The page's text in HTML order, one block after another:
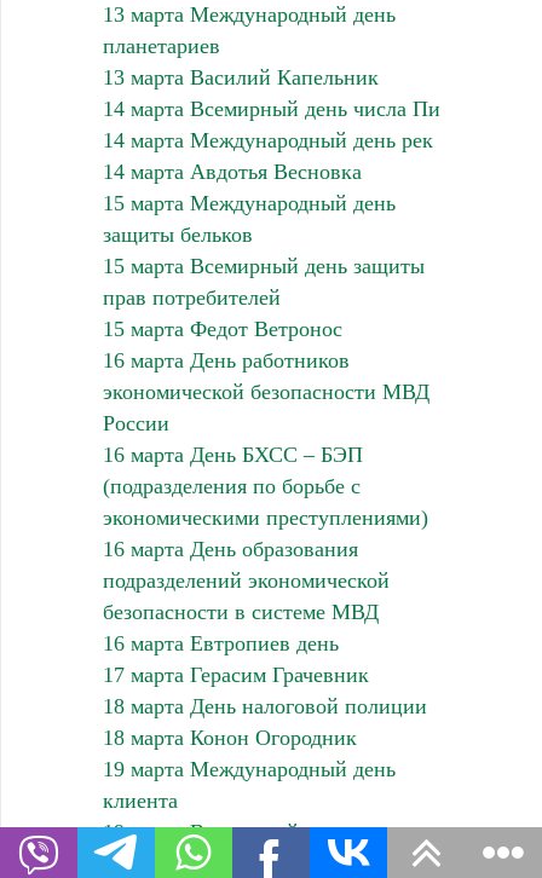
13 марта Международный день
планетариев
13 марта Василий Капельник
14 марта Всемирный день числа Пи
14 марта Международный день рек
14 марта Авдотья Весновка
15 марта Международный день
защиты бельков
15 марта Всемирный день защиты
прав потребителей
15 марта Федот Ветронос
16 марта День работников
экономической безопасности МВД
России
16 марта День БХСС – БЭП
(подразделения по борьбе с
экономическими преступлениями)
16 марта День образования
подразделений экономической
безопасности в системе МВД
16 марта Евтропиев день
17 марта Герасим Грачевник
18 марта День налоговой полиции
18 марта Конон Огородник
19 марта Международный день
клиента
19 марта Всемирный день
планетариев